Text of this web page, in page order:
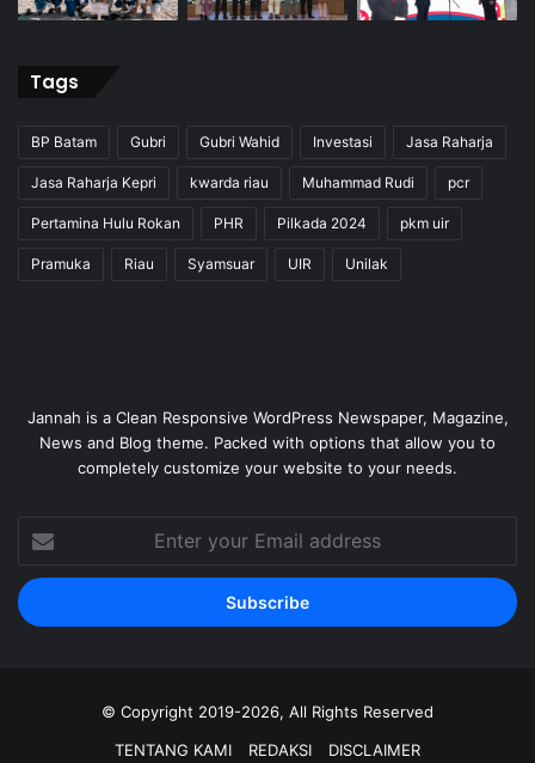
Tags
BP Batam Gubri Gubri Wahid Investasi Jasa Raharja
Jasa Raharja Kepri kwarda riau Muhammad Rudi pcr
Pertamina Hulu Rokan PHR Pilkada 2024 pkm uir
Pramuka Riau Syamsuar UIR Unilak
Jannah is a Clean Responsive WordPress Newspaper, Magazine,
News and Blog theme. Packed with options that allow you to
completely customize your website to your needs.
your
Email
address
© Copyright 2019-2026, All Rights Reserved
TENTANG KAMI
REDAKSI DISCLAIMER